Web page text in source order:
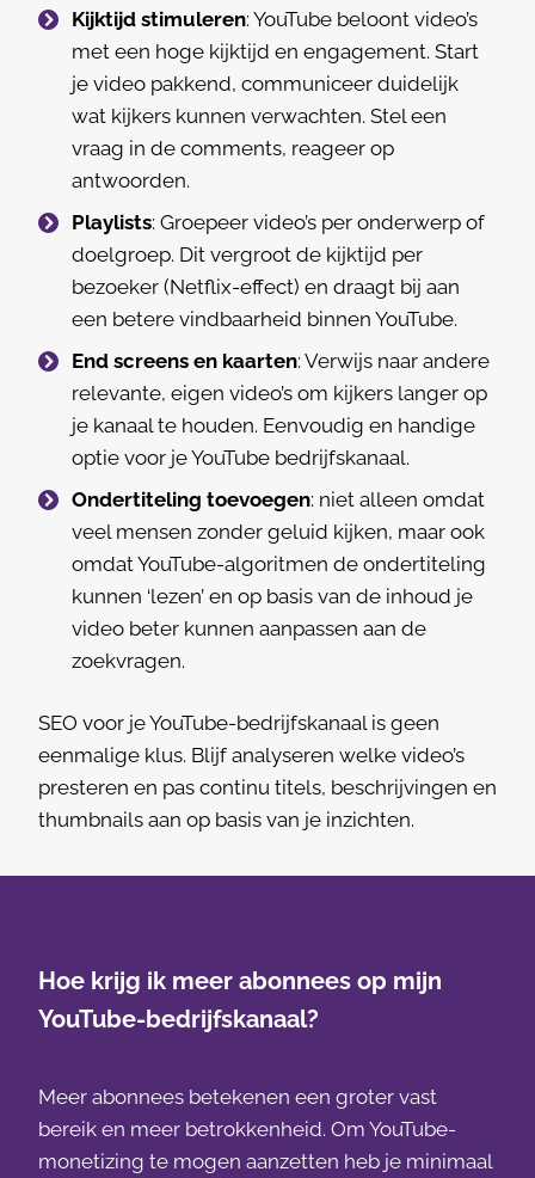
Kijktijd stimuleren: YouTube beloont video’s
met een hoge kijktijd en engagement. Start
je video pakkend, communiceer duidelijk
wat kijkers kunnen verwachten. Stel een
vraag in de comments, reageer op
antwoorden.
Playlists: Groepeer video’s per onderwerp of
doelgroep. Dit vergroot de kijktijd per
bezoeker (Netflix-effect) en draagt bij aan
een betere vindbaarheid binnen YouTube.
End screens en kaarten: Verwijs naar andere
relevante, eigen video’s om kijkers langer op
je kanaal te houden. Eenvoudig en handige
optie voor je YouTube bedrijfskanaal.
Ondertiteling toevoegen: niet alleen omdat
veel mensen zonder geluid kijken, maar ook
omdat YouTube-algoritmen de ondertiteling
kunnen ‘lezen’ en op basis van de inhoud je
video beter kunnen aanpassen aan de
zoekvragen.
SEO voor je YouTube-bedrijfskanaal is geen
eenmalige klus. Blijf analyseren welke video’s
presteren en pas continu titels, beschrijvingen en
thumbnails aan op basis van je inzichten.
Hoe krijg ik meer abonnees op mijn
YouTube-bedrijfskanaal?
Meer abonnees betekenen een groter vast
bereik en meer betrokkenheid. Om YouTube-
monetizing te mogen aanzetten heb je minimaal